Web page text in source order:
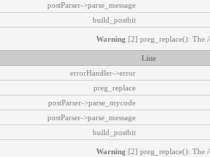
postParser->parse_message
build_postbit
Warning [2] preg_replace(): The
Line
errorHandler->error
preg_replace
postParser->parse_mycode
postParser->parse_message
build_postbit
Warning [2] preg_replace(): The